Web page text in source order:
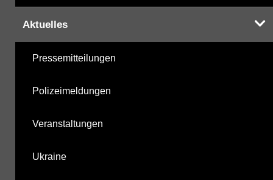
Aktuelles
Pressemitteilungen
Polizeimeldungen
Veranstaltungen
Ukraine